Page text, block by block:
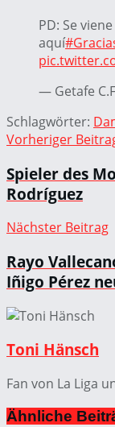
PD: Se
aquí
— Getafe
Schlagwörter:
Vorheriger
Spieler des
Rodríguez
Nächster Beitrag
Rayo
Iñigo Pérez
Toni Hänsch
Fan von La Liga
Ähnliche